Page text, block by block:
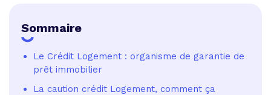
Sommaire
Le Crédit Logement : organisme de garantie de
prêt immobilier
La caution crédit Logement, comment ça